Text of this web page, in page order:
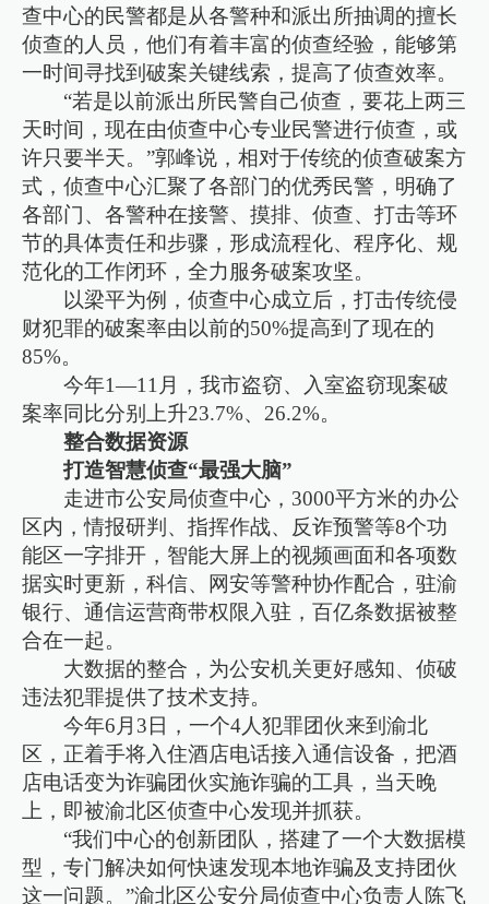
查中心的民警都是从各警种和派出所抽调的擅长
侦查的人员，他们有着丰富的侦查经验，能够第
一时间寻找到破案关键线索，提高了侦查效率。
“若是以前派出所民警自己侦查，要花上两三
天时间，现在由侦查中心专业民警进行侦查，或
许只要半天。”郭峰说，相对于传统的侦查破案方
式，侦查中心汇聚了各部门的优秀民警，明确了
各部门、各警种在接警、摸排、侦查、打击等环
节的具体责任和步骤，形成流程化、程序化、规
范化的工作闭环，全力服务破案攻坚。
以梁平为例，侦查中心成立后，打击传统侵
财犯罪的破案率由以前的50%提高到了现在的
85%。
今年1—11月，我市盗窃、入室盗窃现案破
案率同比分别上升23.7%、26.2%。
整合数据资源
打造智慧侦查“最强大脑”
走进市公安局侦查中心，3000平方米的办公
区内，情报研判、指挥作战、反诈预警等8个功
能区一字排开，智能大屏上的视频画面和各项数
据实时更新，科信、网安等警种协作配合，驻渝
银行、通信运营商带权限入驻，百亿条数据被整
合在一起。
大数据的整合，为公安机关更好感知、侦破
违法犯罪提供了技术支持。
今年6月3日，一个4人犯罪团伙来到渝北
区，正着手将入住酒店电话接入通信设备，把酒
店电话变为诈骗团伙实施诈骗的工具，当天晚
上，即被渝北区侦查中心发现并抓获。
“我们中心的创新团队，搭建了一个大数据模
型，专门解决如何快速发现本地诈骗及支持团伙
这一问题。”渝北区公安分局侦查中心负责人陈飞